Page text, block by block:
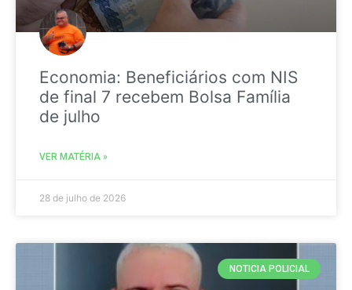
Economia: Beneficiários com NIS
de final 7 recebem Bolsa Família
de julho
VER MATÉRIA »
28 de julho de 2026
NOTICIA POLICIAL